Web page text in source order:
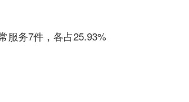
服务7件，各占25.93%